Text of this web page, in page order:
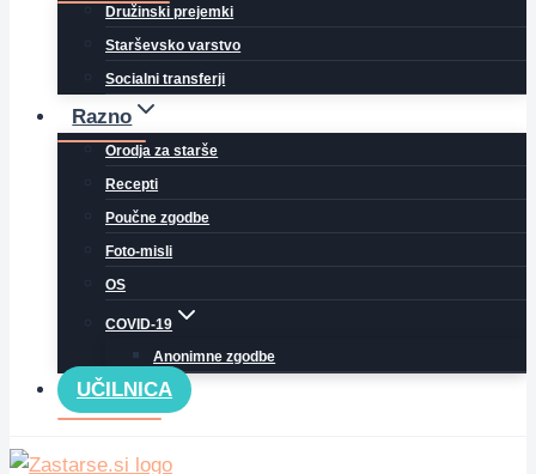
Družinski prejemki
Starševsko varstvo
Socialni transferji
Razno
Orodja za starše
Recepti
Poučne zgodbe
Foto-misli
OS
COVID-19
Anonimne zgodbe
UČILNICA